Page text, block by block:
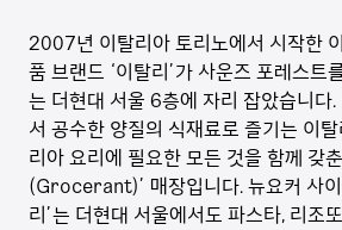
2007년 이탈리아 토리노에서 시작한
품 브랜드 ‘이탈리’가 사운즈 포레스트
는 더현대 서울 6층에 자리 잡았습니다.
서 공수한 양질의 식재료로 즐기는 이
리아 요리에 필요한 모든 것을 함께 갖
(Grocerant)’ 매장입니다. 뉴요커 사
리’는 더현대 서울에서도 파스타, 리조